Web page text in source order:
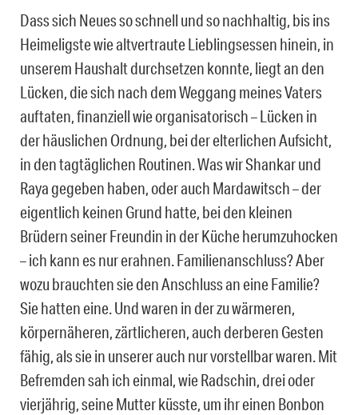
Dass sich Neues so schnell und so nachhaltig, bis ins
Heimeligste wie altvertraute Lieblingsessen hinein, in
unserem Haushalt durchsetzen konnte, liegt an den
Lücken, die sich nach dem Weggang meines Vaters
auftaten, finanziell wie organisatorisch – Lücken in
der häuslichen Ordnung, bei der elterlichen Aufsicht,
in den tagtäglichen Routinen. Was wir Shankar und
Raya gegeben haben, oder auch Mardawitsch – der
eigentlich keinen Grund hatte, bei den kleinen
Brüdern seiner Freundin in der Küche herumzuhocken
– ich kann es nur erahnen. Familienanschluss? Aber
wozu brauchten sie den Anschluss an eine Familie?
Sie hatten eine. Und waren in der zu wärmeren,
körpernäheren, zärtlicheren, auch derberen Gesten
fähig, als sie in unserer auch nur vorstellbar waren. Mit
Befremden sah ich einmal, wie Radschin, drei oder
vierjährig, seine Mutter küsste, um ihr einen Bonbon